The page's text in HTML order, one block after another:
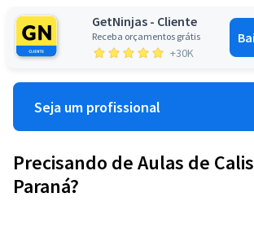
GetNinjas - Cliente
Receba orçamentos grátis
+30K
Seja um profissional
Precisando de Aulas de
Paraná?